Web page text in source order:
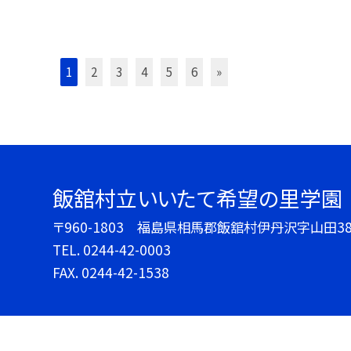
1 2 3 4 5 6 »
飯舘村立いいたて希望の里学園
〒960-1803 福島県相馬郡飯舘村伊丹沢字山田
TEL. 0244-42-0003
FAX. 0244-42-1538